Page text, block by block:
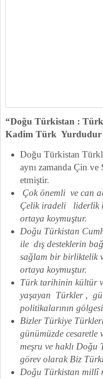
“Doğu Türkistan :
Kadim Türk
Doğu Türkistan
aynı zamanda Çin
etmiştir.
Çok önemli ve can
Çelik iradeli liderlik
ortaya koymuştur.
Doğu Türkistan
ile dış desteklerin
sağlam bir birliktelik
ortaya koymuştur.
Türk tarihinin kültür
yaşayan Türkler ,
politikalarının
Bizler Türkiye
günümüzde
meşru ve haklı
görev olarak Biz
Doğu Türkistan millî